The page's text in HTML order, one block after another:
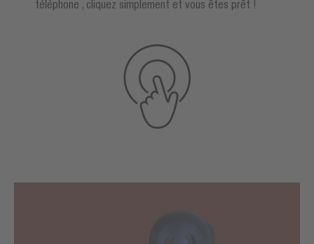
téléphone , cliquez simplement et vous êtes prêt !